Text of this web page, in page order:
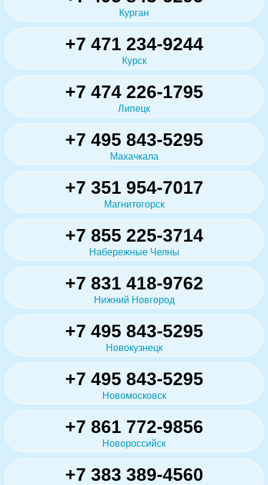
Курган
+7 471 234-9244
Курск
+7 474 226-1795
Липецк
+7 495 843-5295
Махачкала
+7 351 954-7017
Магнитогорск
+7 855 225-3714
Набережные Челны
+7 831 418-9762
Нижний Новгород
+7 495 843-5295
Новокузнецк
+7 495 843-5295
Новомосковск
+7 861 772-9856
Новороссийск
+7 383 389-4560